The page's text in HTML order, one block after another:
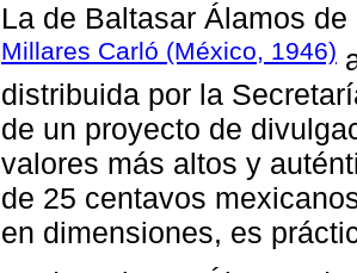
La de Baltasar Álamos
Millares Carló (México, 1946)
distribuida por la
de un proyecto de
valores más altos y
de 25 centavos
en dimensiones, es